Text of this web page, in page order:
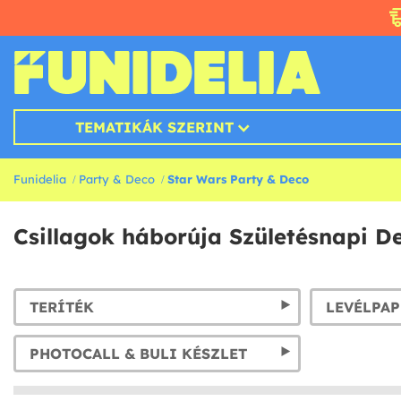
TEMATIKÁK SZERINT
Funidelia Party & Deco Star Wars Party & Deco
Csillagok háborúja Születésnapi
TERÍTÉK
PHOTOCALL & BULI KÉSZLET